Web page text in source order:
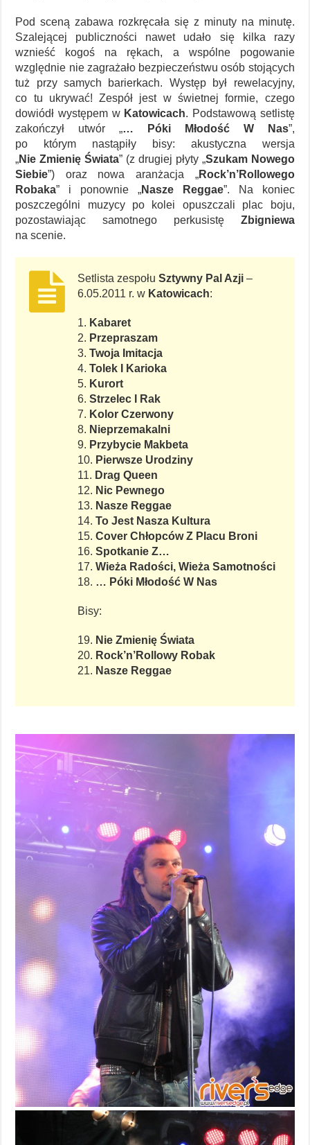
Pod sceną zabawa rozkręcała się z minuty na minutę.
Szalejącej publiczności nawet udało się kilka razy
wznieść kogoś na rękach, a wspólne pogowanie
względnie nie zagrażało bezpieczeństwu osób stojących
tuż przy samych barierkach. Występ był rewelacyjny,
co tu ukrywać! Zespół jest w świetnej formie, czego
dowiódł występem w Katowicach. Podstawową setlistę
zakończył utwór „… Póki Młodość W Nas”,
po którym nastąpiły bisy: akustyczna wersja
„Nie Zmienię Świata” (z drugiej płyty „Szukam Nowego
Siebie”) oraz nowa aranżacja „Rock’n’Rollowego
Robaka” i ponownie „Nasze Reggae”. Na koniec
poszczególni muzycy po kolei opuszczali plac boju,
pozostawiając samotnego perkusistę Zbigniewa
na scenie.
Setlista zespołuSztywny Pal Azji –
6.05.2011 r. w Katowicach:
1. Kabaret
2. Przepraszam
3.Twoja Imitacja
4.Tolek I Karioka
5. Kurort
6.Strzelec I Rak
7. Kolor Czerwony
8. Nieprzemakalni
9. Przybycie Makbeta
10. Pierwsze Urodziny
11. Drag Queen
12. Nic Pewnego
13. Nasze Reggae
14.To Jest Nasza Kultura
15.Cover Chłopców Z Placu Broni
16.Spotkanie Z…
17.Wieża Radości, Wieża Samotności
18. … Póki Młodość W Nas
Bisy:
19. Nie Zmienię Świata
20. Rock’n’Rollowy Robak
21. Nasze Reggae